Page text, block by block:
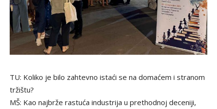
TU: Koliko je bilo zahtevno istaći se na domaćem i stranom
tržištu?
MŠ: Kao najbrže rastuća industrija u prethodnoj deceniji,